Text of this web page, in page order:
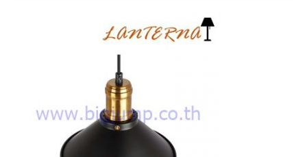
GATA
Marvel electric